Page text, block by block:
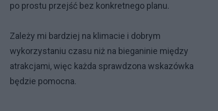
po prostu przejść bez konkretnego planu.
Zależy mi bardziej na klimacie i dobrym
wykorzystaniu czasu niż na bieganinie między
atrakcjami, więc każda sprawdzona wskazówka
będzie pomocna.